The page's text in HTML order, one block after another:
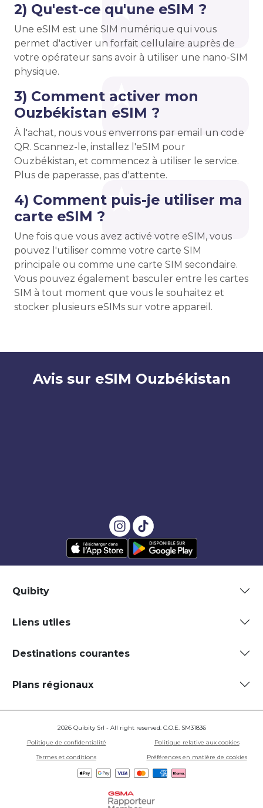
2) Qu'est-ce qu'une eSIM ?
Une eSIM est une SIM numérique qui vous
permet d'activer un forfait cellulaire auprès de
votre opérateur sans avoir à utiliser une nano-SIM
physique.
3) Comment activer mon
Ouzbékistan eSIM ?
À l'achat, nous vous enverrons par email un code
QR. Scannez-le, installez l'eSIM pour
Ouzbékistan, et commencez à utiliser le service.
Plus de paperasse, pas d'attente.
4) Comment puis-je utiliser ma
carte eSIM ?
Une fois que vous avez activé votre eSIM, vous
pouvez l'utiliser comme votre carte SIM
principale ou comme une carte SIM secondaire.
Vous pouvez également basculer entre les cartes
SIM à tout moment que vous le souhaitez et
stocker plusieurs eSIMs sur votre appareil.
Avis sur eSIM Ouzbékistan
Quibity
Liens utiles
Destinations courantes
Plans régionaux
2026 Quibity Srl - All right reserved. C.O.E. SM31836
Politique de confidentialité
Politique relative aux cookies
Termes et conditions
Préférences en matière de cookies